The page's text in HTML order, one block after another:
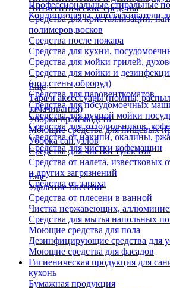
Профессиональные стиральные
Кондиционеры, ополаскиватели
Антисептические средства
Средства для кристаллизации,
полимеров,восков
Средства после пожара
Средства для кухни,
Средства для мойки грилей,
Средства для мойки и
(пол,стены,оброруд)
Средства для паровенткоматов
Средства для посудомоечных
Средства для ручной мойки
Средства для холодильников,
Средства от накипи, окалины,
Средства для чистки кофемашин
Еще
Тара и аксессуары (помпы,
замачивания)
Уборка производств
Моющие средства для пищевых
Уборка сан.узлов
Средства для чистки туалетов
Средства от налета,
и других загрязнений
Средства от запаха
Еще
Удаление плесени
Средства от плесени в ванной
Чистка нержавеющих,
Средства для мытья напольных
Моющие средства для пола
Дезинфицирующие средства для
Моющие средства для фасадов
Гигиеническая продукция для
кухонь
Бумажная продукция